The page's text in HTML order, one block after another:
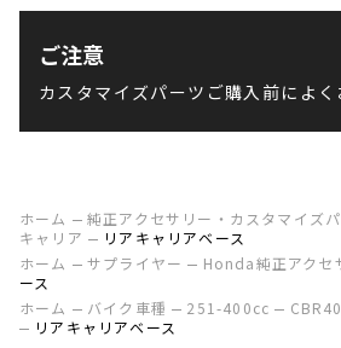
ご注意
カスタマイズパーツご購入前によ
ホーム 純正アクセサリー・カスタマイズ
キャリア
リアキャリアベース
ホーム
サプライヤー Honda純正アクセ
ース
ホーム
バイク車種 251-400cc
リアキャリアベース